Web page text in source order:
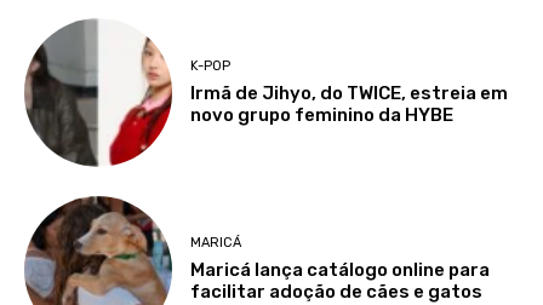
K-POP
Irmã de Jihyo, do TWICE, estreia em
novo grupo feminino da HYBE
MARICÁ
Maricá lança catálogo online para
facilitar adoção de cães e gatos